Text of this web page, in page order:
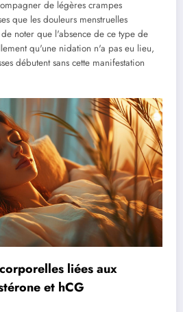
de légères crampes
que les douleurs menstruelles
noter que l'absence de ce type de
qu'une nidation n'a pas eu lieu,
débutent sans cette manifestation
liées aux
et hCG